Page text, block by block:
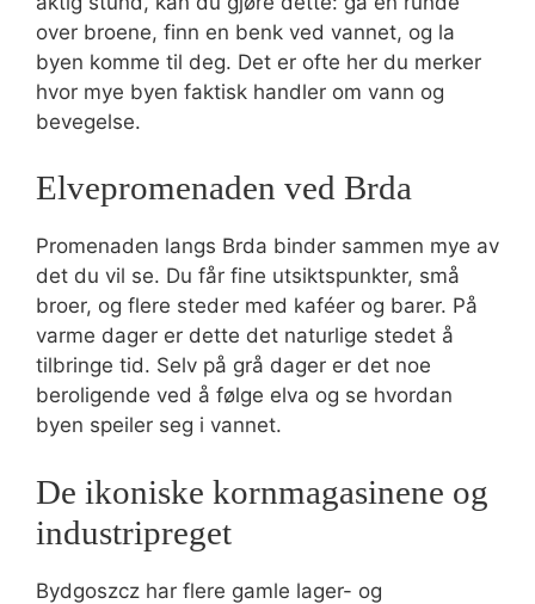
over broene, finn en benk ved vannet, og la
byen komme til deg. Det er ofte her du merker
hvor mye byen faktisk handler om vann og
bevegelse.
Elvepromenaden ved Brda
Promenaden langs Brda binder sammen mye av
det du vil se. Du får fine utsiktspunkter, små
broer, og flere steder med kaféer og barer. På
varme dager er dette det naturlige stedet å
tilbringe tid. Selv på grå dager er det noe
beroligende ved å følge elva og se hvordan
byen speiler seg i vannet.
De ikoniske kornmagasinene og
industripreget
Bydgoszcz har flere gamle lager- og